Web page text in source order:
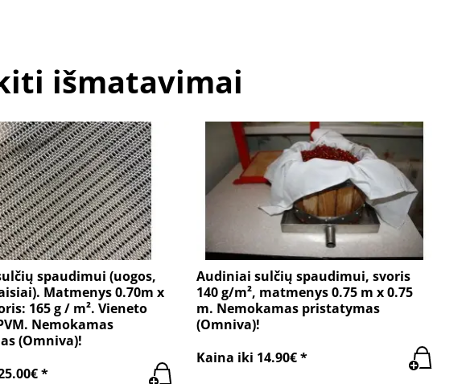
išmatavimai
spaudimui (uogos,
Matmenys 0.70m x
165 g / m². Vieneto
Nemokamas
(Omniva)!
*
Audiniai sulčių spaudimui, svoris
140 g/m², matmenys 0.75 m x 0.75
m. Nemokamas pristatymas
(Omniva)!
Kaina iki 14.90€ *